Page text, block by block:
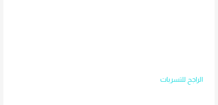
الراجح للتسربات